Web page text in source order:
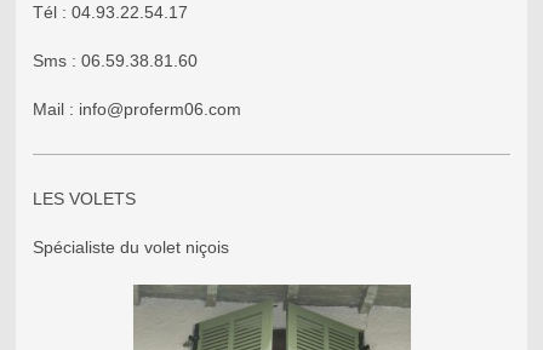
Tél : 04.93.22.54.17
Sms : 06.59.38.81.60
Mail : info@proferm06.com
LES VOLETS
Spécialiste du volet niçois